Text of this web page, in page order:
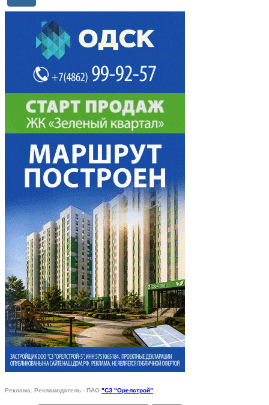
Реклама. Рекламодатель - ПАО "СЗ "Орелстрой"